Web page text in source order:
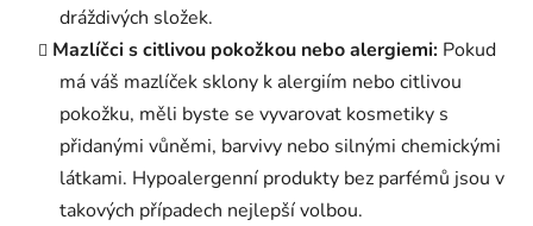
dráždivých složek.
Mazlíčci s citlivou pokožkou nebo alergiemi: Pokud
má váš mazlíček sklony k alergiím nebo citlivou
pokožku, měli byste se vyvarovat kosmetiky s
přidanými vůněmi, barvivy nebo silnými chemickými
látkami. Hypoalergenní produkty bez parfémů jsou v
takových případech nejlepší volbou.